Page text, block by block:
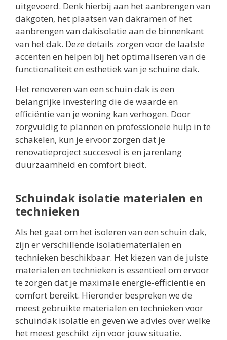
uitgevoerd. Denk hierbij aan het aanbrengen van
dakgoten, het plaatsen van dakramen of het
aanbrengen van dakisolatie aan de binnenkant
van het dak. Deze details zorgen voor de laatste
accenten en helpen bij het optimaliseren van de
functionaliteit en esthetiek van je schuine dak.
Het renoveren van een schuin dak is een
belangrijke investering die de waarde en
efficiëntie van je woning kan verhogen. Door
zorgvuldig te plannen en professionele hulp in te
schakelen, kun je ervoor zorgen dat je
renovatieproject succesvol is en jarenlang
duurzaamheid en comfort biedt.
Schuindak isolatie materialen en
technieken
Als het gaat om het isoleren van een schuin dak,
zijn er verschillende isolatiematerialen en
technieken beschikbaar. Het kiezen van de juiste
materialen en technieken is essentieel om ervoor
te zorgen dat je maximale energie-efficiëntie en
comfort bereikt. Hieronder bespreken we de
meest gebruikte materialen en technieken voor
schuindak isolatie en geven we advies over welke
het meest geschikt zijn voor jouw situatie.